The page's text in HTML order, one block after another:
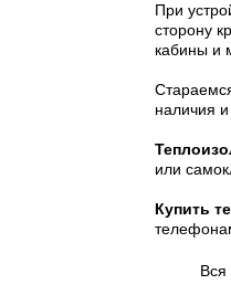
При
сторону
кабины и
наличия
или
Купить
Вся